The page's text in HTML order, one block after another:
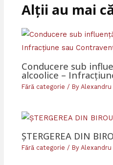
Alții au mai
Conducere sub
alcoolice –
Fără categorie / ByAlexandru
ȘTERGEREA DIN
Fără categorie / ByAlexandru